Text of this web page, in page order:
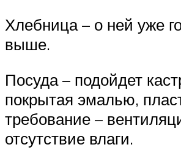
Хлебница – о ней уже
выше.
Посуда – подойдет
покрытая эмалью,
требование –
отсутствие влаги.